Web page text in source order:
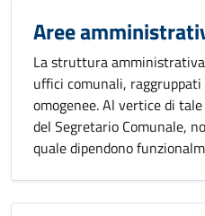
Aree
La struttura
uffici comunali,
omogenee. Al vertice di
del Segretario Comunale,
quale dipendono